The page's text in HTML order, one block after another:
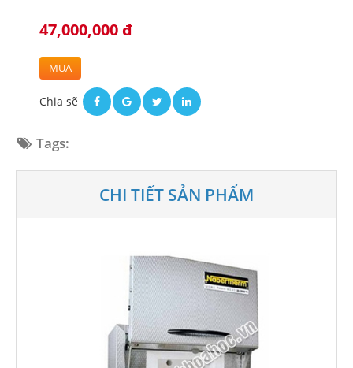
47,000,000 đ
MUA
Chia sẽ
Tags:
CHI TIẾT SẢN PHẨM